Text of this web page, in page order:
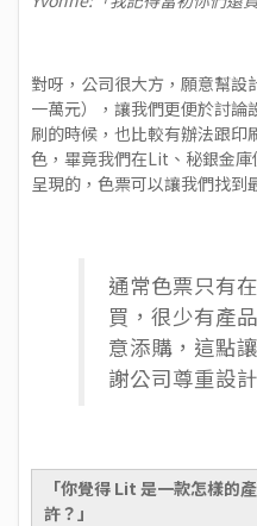
對呀，公司很大方，願意幫
一萬元），讓我們更便於討
刷的時候，也比較有辦法跟
色，畢竟我們在Lit、秘銀金
呈現的，色票可以讓我們找到
通常色票只有
買，很少有產
意添購，這點
謝公司尊重設
「你覺得 Lit 是一款怎樣的
許？」